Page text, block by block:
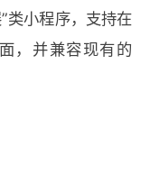
类小程序，支持在
，并兼容现有的